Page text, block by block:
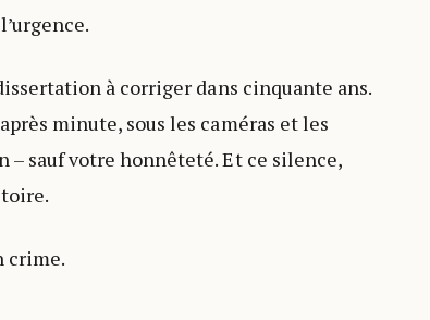
à corriger dans cinquante ans.
minute, sous les caméras et les
sauf votre honnêteté. Et ce silence,
crime.